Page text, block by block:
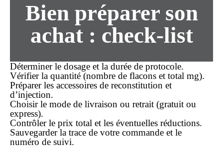
Bien préparer son
achat : check-list
Déterminer le dosage et la durée de protocole.
Vérifier la quantité (nombre de flacons et total mg).
Préparer les accessoires de reconstitution et
d’injection.
Choisir le mode de livraison ou retrait (gratuit ou
express).
Contrôler le prix total et les éventuelles réductions.
Sauvegarder la trace de votre commande et le
numéro de suivi.